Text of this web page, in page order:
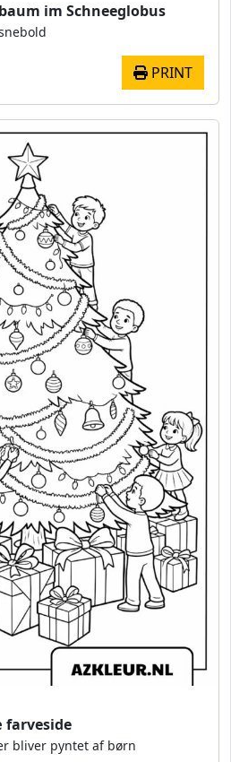
im Schneeglobus
PRINT
bliver pyntet af børn